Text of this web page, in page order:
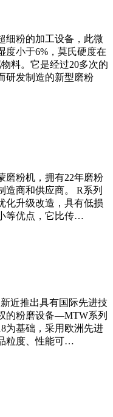
细粉的加工设备，此微
度小于6%，莫氏硬度在
料。它是经过20多次的
研发制造的新型磨粉
磨粉机，拥有22年磨粉
造商和供应商。 R系列
化升级改造，具有低损
等优点，它比传…
近推出具有国际先进技
的粉磨设备—MTW系列
为基础，采用欧洲先进
粒度、性能可…